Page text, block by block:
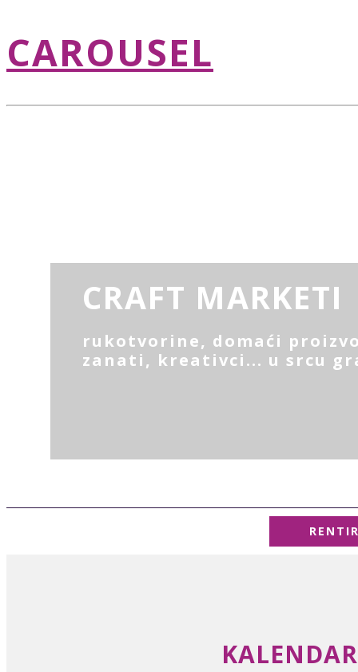
CAROUSEL
CRAFT MARKETI
rukotvorine, domaći
zanati, kreativci... u srcu